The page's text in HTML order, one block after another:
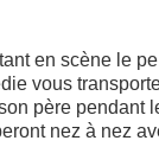
en scène le
vous
père pendant
nez à nez